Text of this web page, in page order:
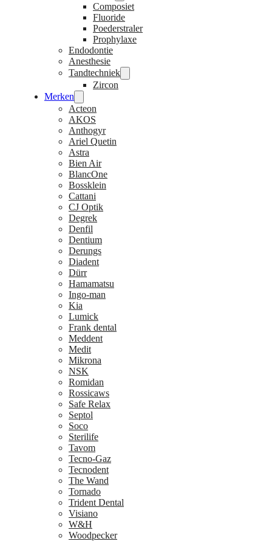
Composiet
Fluoride
Poederstraler
Prophylaxe
Endodontie
Anesthesie
Tandtechniek
Zircon
Merken
Acteon
AKOS
Anthogyr
Ariel Quetin
Astra
Bien Air
BlancOne
Bossklein
Cattani
CJ Optik
Degrek
Denfil
Dentium
Derungs
Diadent
Dürr
Hamamatsu
Ingo-man
Kia
Lumick
Frank dental
Meddent
Medit
Mikrona
NSK
Romidan
Rossicaws
Safe Relax
Septol
Soco
Sterilife
Tavom
Tecno-Gaz
Tecnodent
The Wand
Tornado
Trident Dental
Visiano
W&H
Woodpecker